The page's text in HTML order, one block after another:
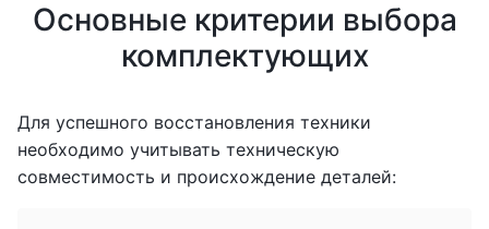
Основные критерии выбора
комплектующих
Для успешного восстановления техники
необходимо учитывать техническую
совместимость и происхождение деталей: